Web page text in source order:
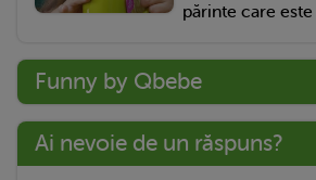
părinte care
Funny by Qbebe
Ai nevoie de un răspuns?